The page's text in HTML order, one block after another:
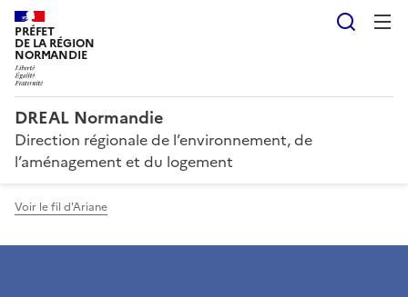
PRÉFET
DE LA RÉGION
NORMANDIE
DREAL Normandie
Direction régionale de l’environnement, de
l’aménagement et du logement
Voir le fil d'Ariane